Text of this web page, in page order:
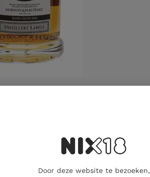
Door deze website te bezoeken,